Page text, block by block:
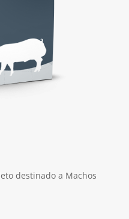
destinado a Machos